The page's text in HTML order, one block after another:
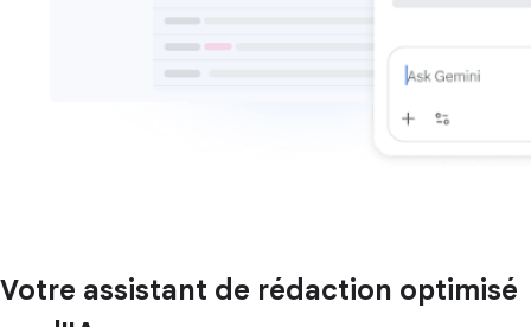
Votre assistant de rédaction optimisé